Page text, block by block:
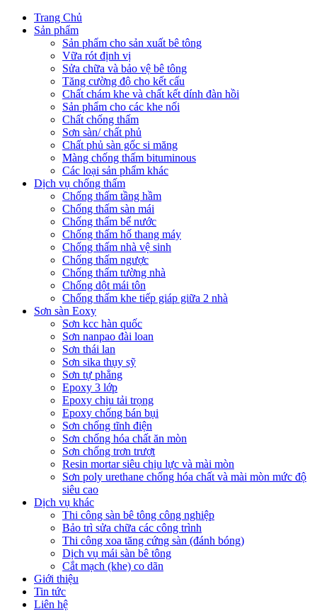
Trang Chủ
Sản phẩm
Sản phẩm cho sản xuất bê tông
Vữa rót định vị
Sửa chữa và bảo vệ bê tông
Tăng cường độ cho kết cấu
Chất chám khe và chất kết dính đàn hồi
Sản phẩm cho các khe nối
Chất chống thấm
Sơn sàn/ chất phủ
Chất phủ sàn gốc si măng
Màng chống thấm bituminous
Các loại sản phẩm khác
Dịch vụ chống thấm
Chống thấm tầng hầm
Chống thấm sàn mái
Chống thấm bể nước
Chống thấm hố thang máy
Chống thấm nhà vệ sinh
Chống thấm ngược
Chống thấm tường nhà
Chống dột mái tôn
Chống thấm khe tiếp giáp giữa 2 nhà
Sơn sàn Eoxy
Sơn kcc hàn quốc
Sơn nanpao đài loan
Sơn thái lan
Sơn sika thụy sỹ
Sơn tự phẳng
Epoxy 3 lớp
Epoxy chịu tải trọng
Epoxy chống bán bụi
Sơn chống tĩnh điện
Sơn chống hóa chất ăn mòn
Sơn chống trơn trượt
Resin mortar siêu chịu lực và mài mòn
Sơn poly urethane chống hóa chất và mài mòn mức độ
siêu cao
Dịch vụ khác
Thi công sàn bê tông công nghiệp
Bảo trì sửa chữa các công trình
Thi công xoa tăng cứng sàn (đánh bóng)
Dịch vụ mái sàn bê tông
Cắt mạch (khe) co dãn
Giới thiệu
Tin tức
Liên hệ